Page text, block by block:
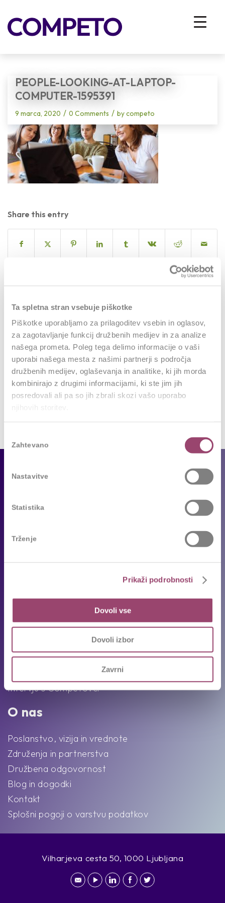
Ta spletna stran vsebuje piškotke
Piškotke uporabljamo za prilagoditev vsebin in oglasov,
za zagotavljanje funkcij družbenih medijev in za analize
našega prometa. Poleg tega delimo informacije o vaši
uporabi našega mesta z našimi partnerji s področja
družbenih medijev, oglaševanja in analitike, ki jih morda
kombinirajo z drugimi informacijami, ki ste jim jih
posredovali ali pa so jih zbrali skozi vašo uporabo
soglasja
Zahtevano
Nastavitve
Statistika
Trženje
Prikaži podrobnosti
Dovoli vse
Dovoli izbor
Zavrni
You are here: Home Vhodna stran
/
Zanimivo delo in prosti čas za družino mi dajte, pa bo tudi navadna kava dobra
PEOPLE-LOOKING-AT-LAPTOP-
COMPUTER-1595391
9 marca, 2020 / 0 Comments / bycompeto
Share this entry
0
REPLIES
Leave a Reply
Want to join the discussion?
Feel free to contribute!
Za objavo komentarja se morate prijaviti.
Za podjetja
Reference
Priporočila kandidatov
Pogosta vprašanja
Karierni napotki in nasveti
Ekipa
Intervju s Competovci
O nas
Poslanstvo, vizija in vrednote
Združenja in partnerstva
Družbena odgovornost
Blog in dogodki
Kontakt
Splošni pogoji o varstvu podatkov
Vilharjeva cesta 50, 1000 Ljubljana